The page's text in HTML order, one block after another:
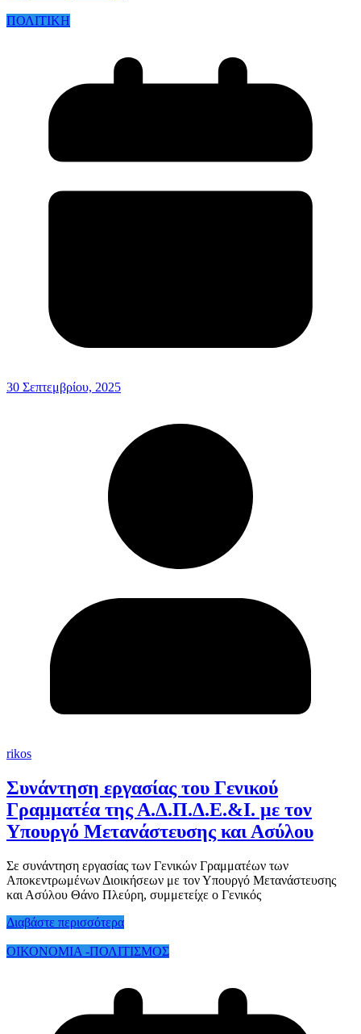
ΠΟΛΙΤΙΚΗ
30 Σεπτεμβρίου, 2025
rikos
Συνάντηση εργασίας του Γενικού
Γραμματέα της Α.Δ.Π.Δ.Ε.&Ι. με τον
Υπουργό Μετανάστευσης και Ασύλου
Σε συνάντηση εργασίας των Γενικών Γραμματέων των
Αποκεντρωμένων Διοικήσεων με τον Υπουργό Μετανάστευσης
και Ασύλου Θάνο Πλεύρη, συμμετείχε ο Γενικός
Διαβάστε περισσότερα
ΟΙΚΟΝΟΜΙΑ -ΠΟΛΙΤΙΣΜΟΣ